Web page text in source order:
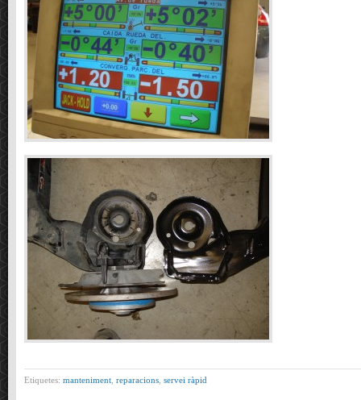
Etiquetes: manteniment reparacions servei ràpid